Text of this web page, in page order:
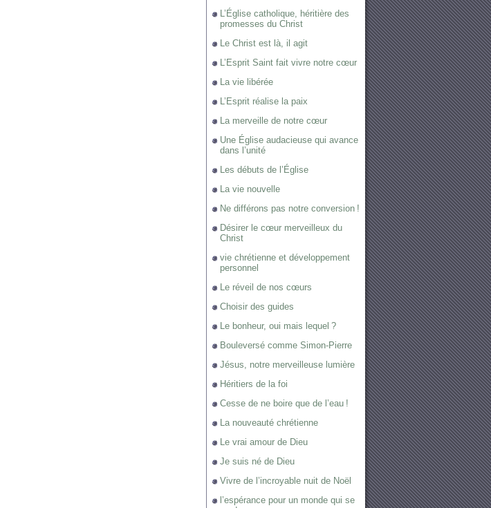
L’Église catholique, héritière des
promesses du Christ
Le Christ est là, il agit
L’Esprit Saint fait vivre notre cœur
La vie libérée
L’Esprit réalise la paix
La merveille de notre cœur
Une Église audacieuse qui avance
dans l’unité
Les débuts de l’Église
La vie nouvelle
Ne différons pas notre conversion !
Désirer le cœur merveilleux du
Christ
vie chrétienne et développement
personnel
Le réveil de nos cœurs
Choisir des guides
Le bonheur, oui mais lequel ?
Bouleversé comme Simon-Pierre
Jésus, notre merveilleuse lumière
Héritiers de la foi
Cesse de ne boire que de l’eau !
La nouveauté chrétienne
Le vrai amour de Dieu
Je suis né de Dieu
Vivre de l’incroyable nuit de Noël
l’espérance pour un monde qui se